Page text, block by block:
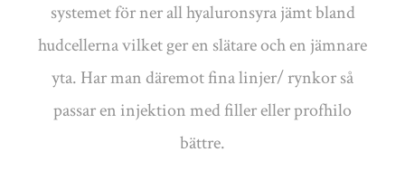
systemet för ner all hyaluronsyra jämt bland
hudcellerna vilket ger en slätare och en jämnare
yta. Har man däremot fina linjer/ rynkor så
passar en injektion med filler eller profhilo
bättre.